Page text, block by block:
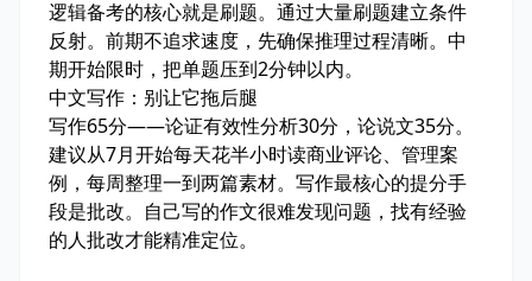
逻辑备考的核心就是刷题。通过大量刷题建立条件
反射。前期不追求速度，先确保推理过程清晰。中
期开始限时，把单题压到2分钟以内。
中文写作：别让它拖后腿
写作65分——论证有效性分析30分，论说文35分。
建议从7月开始每天花半小时读商业评论、管理案
例，每周整理一到两篇素材。写作最核心的提分手
段是批改。自己写的作文很难发现问题，找有经验
的人批改才能精准定位。